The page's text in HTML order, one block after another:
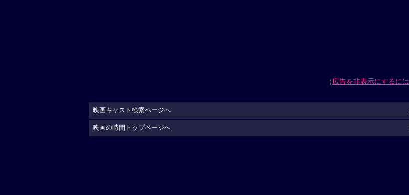
（広告を非表示にするには
映画キャスト検索ページへ
映画の時間トップページへ